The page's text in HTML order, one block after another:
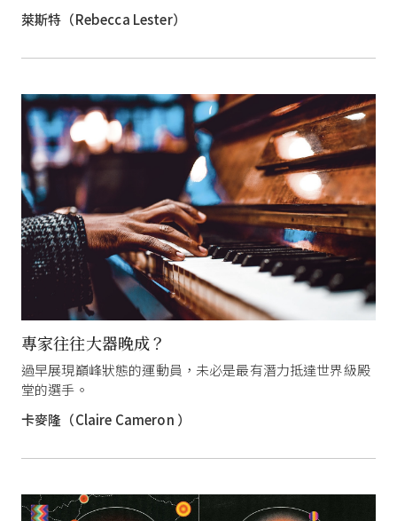
萊斯特（Rebecca Lester）
專家往往大器晚成？
過早展現巔峰狀態的運動員，未必是最有潛力抵達世界級殿
堂的選手。
卡麥隆（Claire Cameron ）